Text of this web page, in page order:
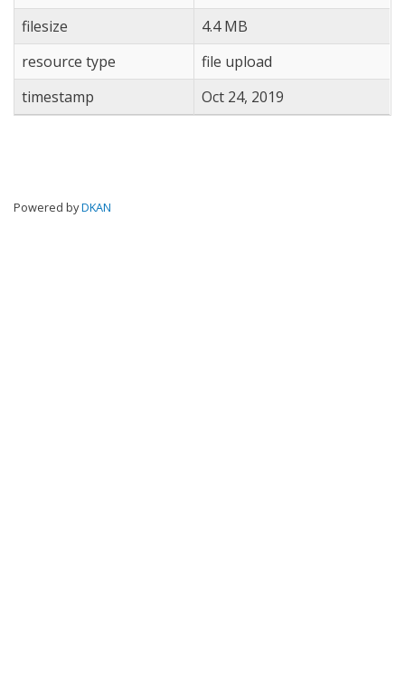
filesize
4.4 MB
resource type
file upload
timestamp
Oct 24, 2019
Powered byDKAN